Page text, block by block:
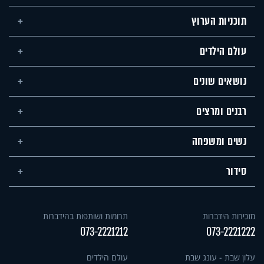
תוכניות הערוץ
עולם הילדים
נושאים שונים
רבנים ומרצים
נשים ומשפחה
סידור
מזכירות הידברות
073-2221222
תרומות ושותפות בהידברות
073-2221212
עלון שבת - עונג שבת עולם הילדים